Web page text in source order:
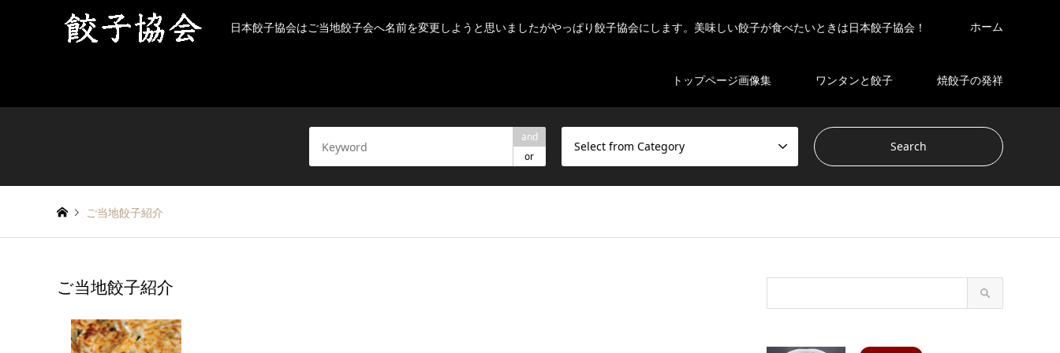
日本餃子協会はご当地餃子会へ名前を変更しようと思いましたがやっぱり餃子協会にします。美味しい餃子が食べたいときは日本餃子協会！ ホーム
トップページ画像集 ワンタンと餃子 焼餃子の発祥
and
or
Select from Category
ご当地餃子紹介
ご当地餃子紹介